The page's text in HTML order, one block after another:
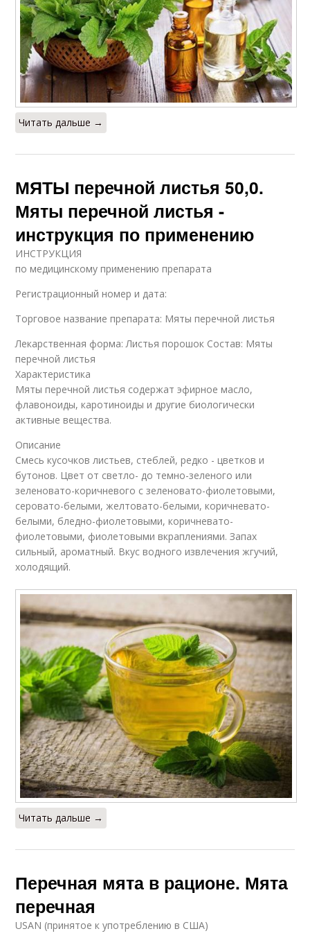
Читать дальше →
МЯТЫ перечной листья 50,0.
Мяты перечной листья -
инструкция по применению
ИНСТРУКЦИЯ
по медицинскому применению препарата
Регистрационный номер и дата:
Торговое название препарата: Мяты перечной листья
Лекарственная форма: Листья порошок Состав: Мяты
перечной листья
Характеристика
Мяты перечной листья содержат эфирное масло,
флавоноиды, каротиноиды и другие биологически
активные вещества.
Описание
Смесь кусочков листьев, стеблей, редко - цветков и
бутонов. Цвет от светло- до темно-зеленого или
зеленовато-коричневого c зеленовато-фиолетовыми,
серовато-белыми, желтовато-белыми, коричневато-
белыми, бледно-фиолетовыми, коричневато-
фиолетовыми, фиолетовыми вкраплениями. Запах
сильный, ароматный. Вкус водного извлечения жгучий,
холодящий.
Читать дальше →
Перечная мята в рационе. Мята
перечная
USAN (принятое к употреблению в США)